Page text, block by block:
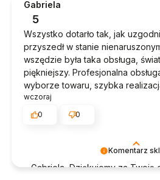
Komentarz
Gabriela, Dziękujemy za Twoją
Gabriela
5
Wszystko dotarło tak, jak
przyszedł w stanie
wszędzie była taka obsługa,
piękniejszy. Profesjonalna
wyborze towaru, szybka
wczoraj
0
0